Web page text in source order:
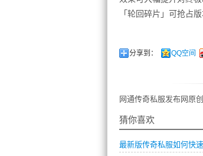
「轮回碎片」可抢占版
分享到： QQ空间
网通传奇私服发布网原
猜你喜欢